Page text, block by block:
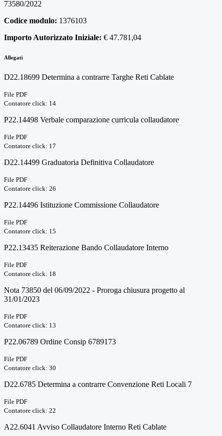
73580/2022
Codice modulo: 1376103
Importo Autorizzato Iniziale: € 47.781,04
Allegati
D22.18699 Determina a contrarre Targhe Reti Cablate
File PDF
Contatore click: 14
P22.14498 Verbale comparazione curricula collaudatore
File PDF
Contatore click: 17
D22.14499 Graduatoria Definitiva Collaudatore
File PDF
Contatore click: 26
P22.14496 Istituzione Commissione Collaudatore
File PDF
Contatore click: 15
P22.13435 Reiterazione Bando Collaudatore Interno
File PDF
Contatore click: 18
Nota 73850 del 06/09/2022 - Proroga chiusura progetto al
31/01/2023
File PDF
Contatore click: 13
P22.06789 Ordine Consip 6789173
File PDF
Contatore click: 30
D22.6785 Determina a contrarre Convenzione Reti Locali 7
File PDF
Contatore click: 22
A22.6041 Avviso Collaudatore Interno Reti Cablate